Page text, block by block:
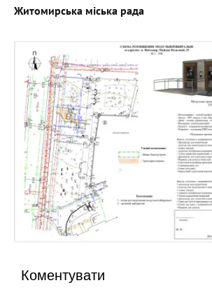
Житомирська міська рада
Коментувати